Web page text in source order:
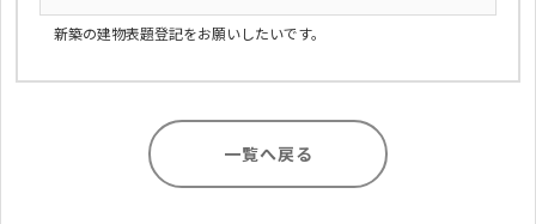
新築の建物表題登記をお願いしたいです。
一覧へ戻る